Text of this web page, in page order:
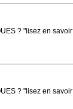
? "lisez en
? "lisez en